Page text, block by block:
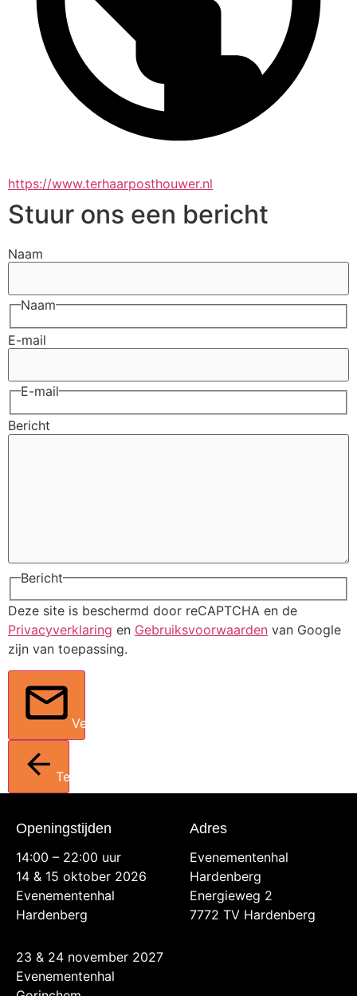
https://www.terhaarposthouwer.nl
Stuur ons een bericht
Naam
Naam
E-mail
E-mail
Bericht
Bericht
Deze site is beschermd door reCAPTCHA en de
Privacyverklaring en Gebruiksvoorwaarden van Google
zijn van toepassing.
Verstuur
Terug
Openingstijden
14:00 – 22:00 uur
14 & 15 oktober 2026
Evenementenhal
Hardenberg
23 & 24 november 2027
Evenementenhal
Adres
Evenementenhal
Hardenberg
Energieweg 2
7772 TV Hardenberg